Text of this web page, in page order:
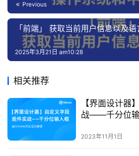
Previous
「前端」 获取当前用户信息以及语
2025年3月21日 am10:28
相关推荐
【界面设计器
战——千分位
2023年11月1日